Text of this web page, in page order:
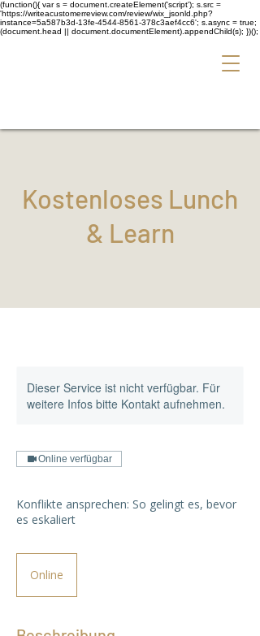
(function(){ var s = document.createElement('script'); s.src =
'https://writeacustomerreview.com/review/wix_jsonld.php?
instance=5a587b3d-13fe-4544-8561-378c3aef4cc6'; s.async = true;
(document.head || document.documentElement).appendChild(s); })();
Kostenloses Lunch
& Learn
Dieser Service ist nicht verfügbar. Für
weitere Infos bitte Kontakt aufnehmen.
Online verfügbar
Konflikte ansprechen: So gelingt es, bevor
es eskaliert
Online